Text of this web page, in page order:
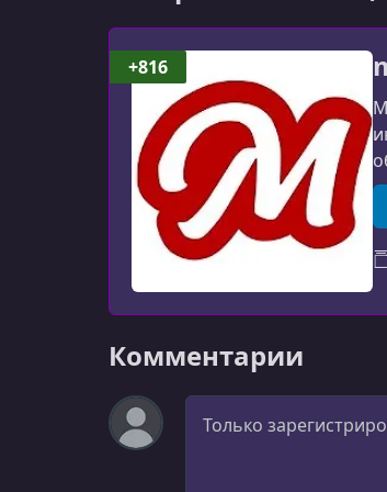
+816
Комментарии
Комментарий